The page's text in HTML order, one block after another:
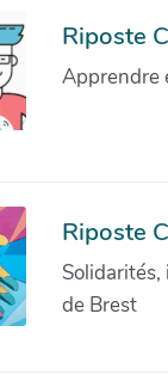
Riposte
Apprendre
Riposte
de Brest